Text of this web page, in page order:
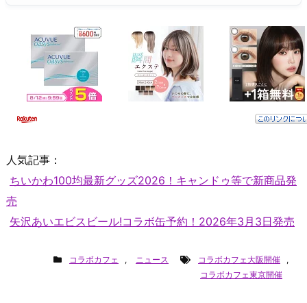
人気記事：
ちいかわ100均最新グッズ2026！キャンドゥ等で新商品発
売
矢沢あいエビスビール!コラボ缶予約！2026年3月3日発売
コラボカフェ , ニュース コラボカフェ大阪開催
,
コラボカフェ東京開催